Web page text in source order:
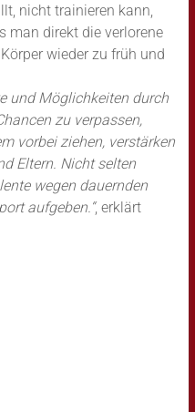
nicht trainieren kann,
man direkt die verlorene
wieder zu früh und
und Möglichkeiten durch
zu verpassen,
vorbei ziehen, verstärken
Eltern. Nicht selten
wegen dauernden
aufgeben.“, erklärt